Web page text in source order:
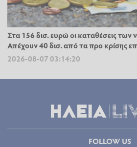
Στα 156 δισ. ευρώ οι καταθέσεις των
Απέχουν 40 δισ. από τα προ κρίσης
2026-08-07 03:14:20
FOLLOW US